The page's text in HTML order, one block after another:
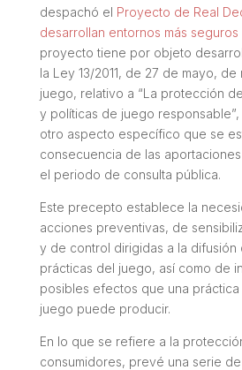
despachó el Proyecto de Real
desarrollan entornos más
proyecto tiene por objeto
la Ley 13/2011, de 27 de mayo,
juego, relativo a “La protección
y políticas de juego
otro aspecto específico que se
consecuencia de las
el periodo de consulta pública.
Este precepto establece la
acciones preventivas, de
y de control dirigidas a la difusión
prácticas del juego, así como de
posibles efectos que una
juego puede producir.
En lo que se refiere a la
consumidores, prevé una serie